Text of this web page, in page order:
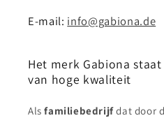
E-mail: info@gabiona.de
Het merk Gabiona
van hoge kwaliteit
Alsfamiliebedrijfdat door